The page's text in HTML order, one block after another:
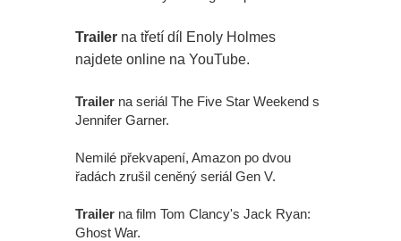
Trailer na třetí díl Enoly Holmes
najdete online na YouTube.
Trailer na seriál The Five Star Weekend s
Jennifer Garner.
Nemilé překvapení, Amazon po dvou
řadách zrušil ceněný seriál Gen V.
Trailer na film Tom Clancy's Jack Ryan:
Ghost War.